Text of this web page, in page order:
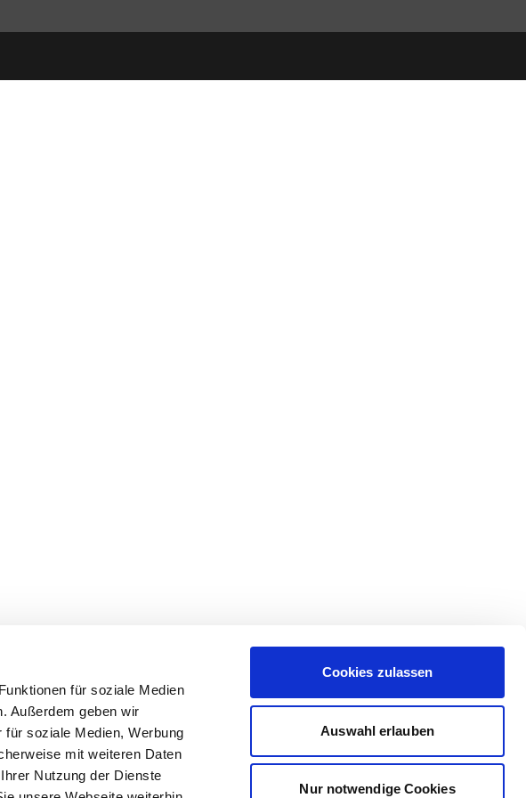
für soziale Medien
Außerdem geben wir
soziale Medien, Werbung
mit weiteren Daten
Nutzung der Dienste
Cookies zulassen
Auswahl erlauben
Nur notwendige Cookies